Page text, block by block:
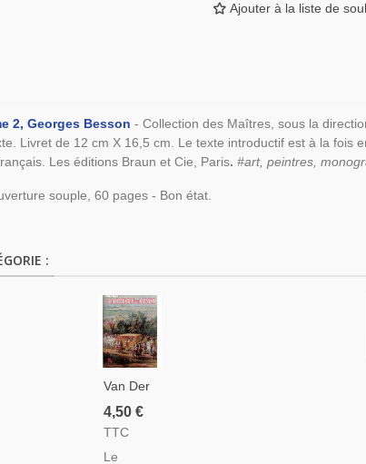
Ajouter à la liste de
2, Georges Besson - Collection des Maîtres, sous la
Livret de 12 cm X 16,5 cm. Le texte introductif est à la fois
Les éditions Braun et Cie, Paris. #art, peintres,
souple, 60 pages - Bon état.
:
Van Der
Meulen
Peintre
4,50 €
TTC
Le